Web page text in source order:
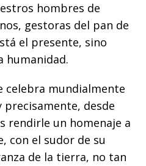
hombres de
gestoras del pan de
el presente, sino
humanidad.
celebra mundialmente
precisamente, desde
rendirle un homenaje a
con el sudor de su
de la tierra, no tan